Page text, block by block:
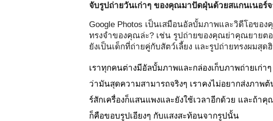
จับรูปถ่ายวันเก่าๆ ของคุณมาปัดฝุ่นด้วยสแกนเนอร์
Google Photos เป็นเสมือนอัลบั้มภาพและวิดีโอขอ
ทรงจำของคุณล่ะ? เช่น รูปถ่ายของคุณย่าคุณยายต
ยังเป็นเด็กที่ถ่ายคู่กับสัตว์เลี้ยง และรูปถ่ายทรงผมสุ
เราทุกคนต่างมีอัลบั้มภาพและกล่องเก็บภาพถ่ายเก่า
ว่ามันสุดความสามารถจริงๆ เราคงไม่อยากส่งภาพ
ร์สักเครื่องก็แสนแพงและยังใช้เวลาอีกด้วย และถ้า
ก็คือขอบรูปเอียงๆ กับแสงสะท้อนจากรูปนั้น